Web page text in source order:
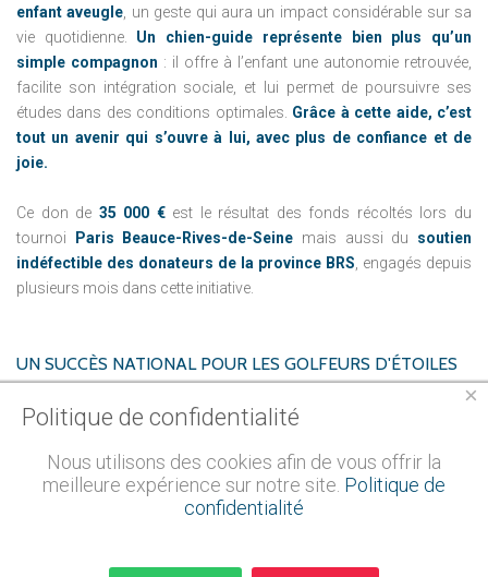
enfant aveugle, un geste qui aura un impact considérable sur sa
vie quotidienne. Un chien-guide représente bien plus qu’un
simple compagnon : il offre à l’enfant une autonomie retrouvée,
facilite son intégration sociale, et lui permet de poursuivre ses
études dans des conditions optimales. Grâce à cette aide, c’est
tout un avenir qui s’ouvre à lui, avec plus de confiance et de
joie.
Ce don de 35 000 €est le résultat des fonds récoltés lors du
tournoi
Paris Beauce-Rives-de-Seine mais aussi du soutien
indéfectible des donateurs de la province BRS, engagés depuis
plusieurs mois dans cette initiative.
UN SUCCÈS NATIONAL POUR LES GOLFEURS D'ÉTOILES
L’édition 2024 des Golfeurs d’Étoiles
France depuis le mois d’avril,
total de plus de 200 000 €. Ce formidable élan de générosité
bénéficiera à12 associationslocales et nationales,soutenues
ayant accueilli les tournois cette année.
×
Politique de confidentialité
Nous utilisons des cookies afin de vous offrir la
meilleure expérience sur notre site. Politique de
confidentialité